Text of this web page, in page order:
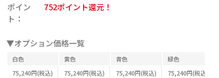
ポイン
ト：
752ポイント還元！
▼オプション価格一覧
白色 黄色 青色
緑色
75,240円(税込)
75,240円(税込) 75,240円(税込) 75,240円(税込)